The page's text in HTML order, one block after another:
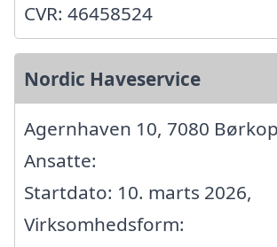
CVR: 46458524
Nordic Haveservice
Agernhaven 10, 7080 Børkop
Ansatte:
Startdato: 10. marts 2026,
Virksomhedsform: